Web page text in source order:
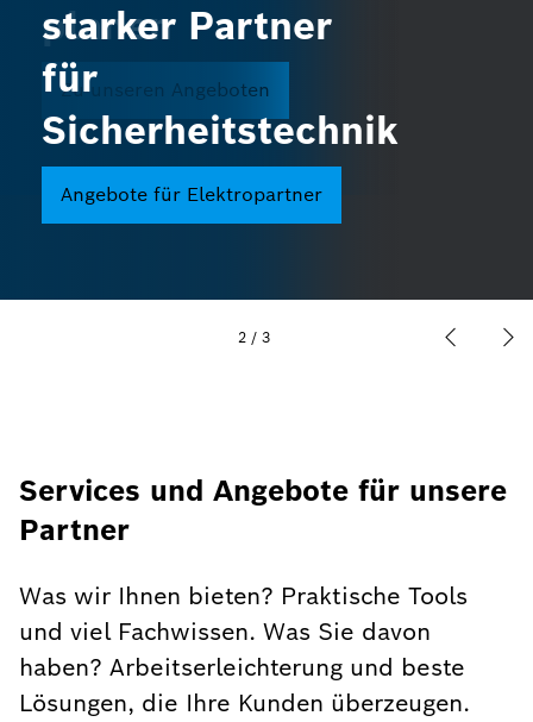
planen
Zu unseren Angeboten
starker Partner
für
Sicherheitstechnik
Angebote für Elektropartner
Zum Weiterbildungsangebot
2 /3
Services und Angebote für unsere
Partner
Was wir Ihnen bieten? Praktische Tools
und viel Fachwissen. Was Sie davon
haben? Arbeitserleichterung und beste
Lösungen, die Ihre Kunden überzeugen.